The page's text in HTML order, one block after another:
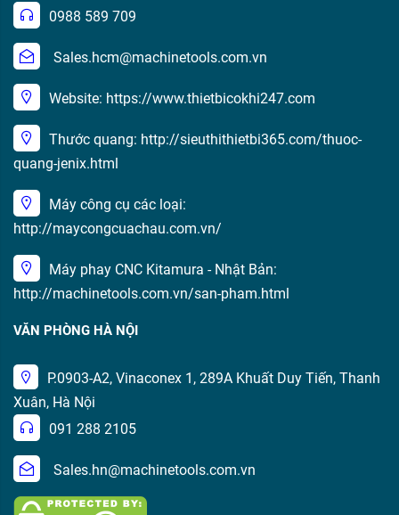
0988 589 709
Sales.hcm@machinetools.com.vn
Website: https://www.thietbicokhi247.com
Thước quang: http://sieuthithietbi365.com/thuoc-
quang-jenix.html
Máy công cụ các loại:
http://maycongcuachau.com.vn/
Máy phay CNC Kitamura - Nhật Bản:
http://machinetools.com.vn/san-pham.html
VĂN PHÒNG HÀ NỘI
P.0903-A2, Vinaconex 1, 289A Khuất Duy Tiến, Thanh
Xuân, Hà Nội
091 288 2105
Sales.hn@machinetools.com.vn